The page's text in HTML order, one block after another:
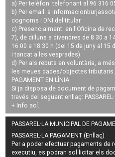
a) Per telèfon: telefonant al 96 316
b) Per email: a
cognoms i DNI del titular.
c) Presencialment: en l'Oficina de
7), de dilluns a divendres de 8.30 a
16.00 a 18.30 h (del 15 de juny al 15
i tancat a les vesprades).
d) Per als rebuts en voluntària, a
les meues dades/objectes tributaris.
PAGAMENT EN LÍNIA:
Si ja disposa de document de
través del següent enllaç:
+ Info ací.
PASSAREL·LA MUNICIPAL DE
PASSAREL·LA PAGAMENT (Enllaç)
Per a poder efectuar pagaments de
executiu, es podran sol·licitar els